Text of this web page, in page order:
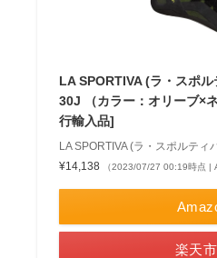
LA SPORTIVA (ラ・スポ
30J （カラー：オリーブ×
行輸入品]
LA SPORTIVA (ラ・スポルティ
¥14,138
（2023/07/27 00:19時点 |
楽天